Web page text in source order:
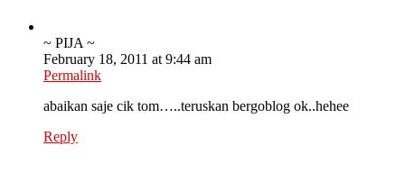
~ PIJA ~
February 18, 2011 at 9:44 am
Permalink
abaikan saje cik tom…..teruskan bergoblog ok..hehee
Reply